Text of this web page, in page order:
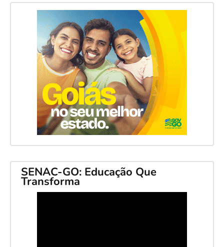
SENAC-GO: Educação Que
Transforma